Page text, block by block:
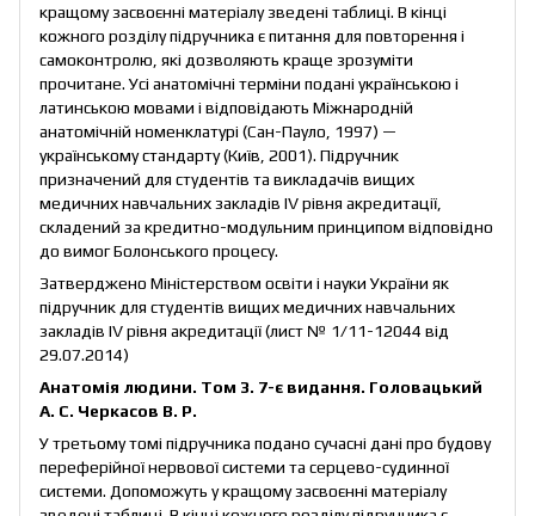
кращому засвоєнні матеріалу зведені таблиці. В кінці
кожного розділу підручника є питання для повторення і
самоконтролю, які дозволяють краще зрозуміти
прочитане. Усі анатомічні терміни подані українською і
латинською мовами і відповідають Міжнародній
анатомічній номенклатурі (Сан-Пауло, 1997) —
українському стандарту (Київ, 2001). Підручник
призначений для студентів та викладачів вищих
медичних навчальних закладів IV рівня акредитації,
складений за кредитно-модульним принципом відповідно
до вимог Болонського процесу.
Затверджено Міністерством освіти і науки України як
підручник для студентів вищих медичних навчальних
закладів IV рівня акредитації (лист № 1/11-12044 від
29.07.2014)
Анатомія людини. Том 3. 7-є видання. Головацький
А. С. Черкасов В. Р.
У третьому томі підручника подано сучасні дані про будову
переферійної нервової системи та серцево-судинної
системи. Допоможуть у кращому засвоєнні матеріалу